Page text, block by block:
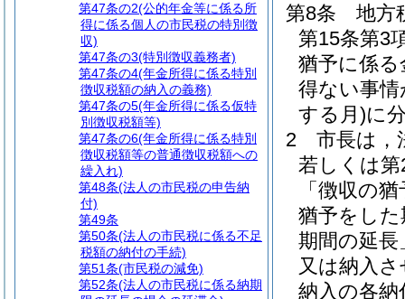
第8条
地方
第15条第3
猶予に係
得ない事
する月)に
2
市長は，
若しくは
「徴収の
猶予をし
期間の延
又は納入
納入の各納
第47条の2(公的年金等に係る所
得に係る個人の市民税の特別徴
収)
第47条の3(特別徴収義務者)
第47条の4(年金所得に係る特別
徴収税額の納入の義務)
第47条の5(年金所得に係る仮特
別徴収税額等)
第47条の6(年金所得に係る特別
徴収税額等の普通徴収税額への
繰入れ)
第48条(法人の市民税の申告納
付)
第49条
第50条(法人の市民税に係る不足
税額の納付の手続)
第51条(市民税の減免)
第52条(法人の市民税に係る納期